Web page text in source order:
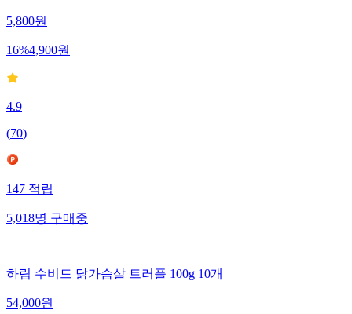
5,800원
16%4,900원
4.9
(70)
147 적립
5,018명 구매중
하림 수비드 닭가슴살 트러플 100g 10개
54,000원